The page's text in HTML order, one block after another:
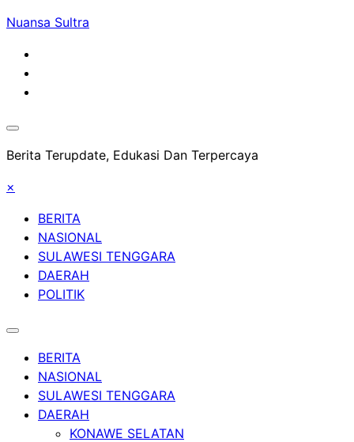
Skip
content
Nuansa Sultra
Berita Terupdate, Edukasi Dan Terpercaya
×
BERITA
NASIONAL
SULAWESI TENGGARA
DAERAH
POLITIK
BERITA
NASIONAL
SULAWESI TENGGARA
DAERAH
KONAWE SELATAN